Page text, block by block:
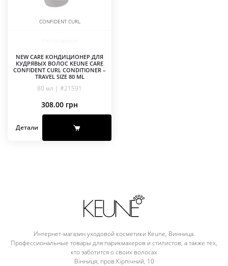
CONFIDENT CURL
NEW CARE КОНДИЦИОНЕР ДЛЯ
КУДРЯВЫХ ВОЛОС KEUNE CARE
CONFIDENT CURL CONDITIONER –
TRAVEL SIZE 80 ML
80 мл | #21591
308.00 грн
Детали
Интернет-магазин уходовой косметики Keune, Винница.
Профессиональные товары для парикмахеров и стилистов, а также тех,
кто заботится о своих волосах
Вінниця, пров.Кірпічний, 10